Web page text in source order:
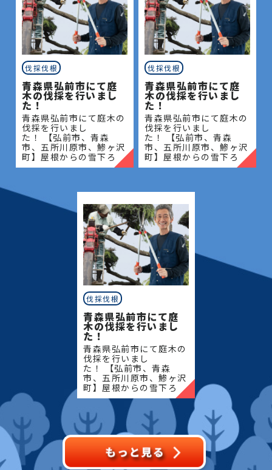
伐採伐根
青森県弘前市にて庭
木の伐採を行いまし
た！
青森県弘前市にて庭木の
伐採を行いまし
た！ 【弘前市、青森
市、五所川原市、鯵ヶ沢
町】屋根からの雪下ろ
し・除雪・排雪などの作
定・草刈りなどのお庭の
こと、造園・
伐採伐根
青森県弘前市にて庭
木の伐採を行いまし
た！
青森県弘前市にて庭木の
伐採を行いまし
た！ 【弘前市、青森
市、五所川原市、鯵ヶ沢
町】屋根からの雪下ろ
し・除雪・排雪などの作
定・草刈りなどのお庭の
こと、造園・
伐採伐根
青森県弘前市にて庭
木の伐採を行いまし
た！
青森県弘前市にて庭木の
伐採を行いまし
た！ 【弘前市、青森
市、五所川原市、鯵ヶ沢
町】屋根からの雪下ろ
し・除雪・排雪などの作
業もお任せください！地
域密着で伐採・抜根・剪
定・草刈りなどのお庭の
こと、造園・